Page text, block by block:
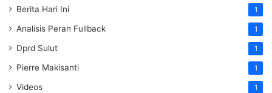
Berita Hari Ini 1
Analisis Peran Fullback 1
Dprd Sulut 1
Pierre Makisanti 1
Videos 1